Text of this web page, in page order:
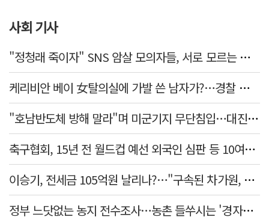
사회 기사
"정청래 죽이자" SNS 암살 모의자들, 서로 모르는 사이였다…檢송치
케리비안 베이 女탈의실에 가발 쓴 남자가?…경찰 추적 중
"호남반도체 방해 말라"며 미군기지 무단침입…대진연 회원 3명 '구속'
축구협회, 15년 전 월드컵 예선 외국인 심판 등 10여명에 '성 접대'
이승기, 전세금 105억원 날리나?…"구속된 차가원, 형사 범죄 영역"
정부 느닷없는 농지 전수조사…농촌 들쑤시는 '경자유전'의 칼날